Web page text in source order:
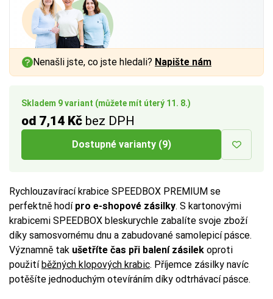
Skladem 9 variant (můžete mít úterý 11. 8.)
od 7,14 Kč bez DPH
Dostupné varianty (9)
Rychlouzavírací krabice SPEEDBOX PREMIUM se
perfektně hodí pro e-shopové zásilky. S kartonovými
krabicemi SPEEDBOX bleskurychle zabalíte svoje zboží
díky samosvornému dnu a zabudované samolepicí pásce.
Významně tak ušetříte čas při balení zásilek oproti
použitíběžných klopových krabic. Příjemce zásilky navíc
potěšíte jednoduchým otevíráním díky odtrhávací pásce.
Nenašli jste, co jste hledali? Napište nám
a vnitřním rozměrem až
Více tipů pro výběr správné krabice:
BUTTON:Jak vybrat krabici
a vnitřním rozměrem až
Více tipů pro výběr správné krabice:
BUTTON:Jak vybrat krabici
a vnitřním rozměrem až
Více tipů pro výběr správné krabice:
BUTTON:Jak vybrat krabici